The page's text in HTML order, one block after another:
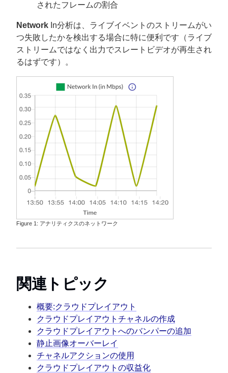
されたフレームの割合
Network In分析は、ライブイベントのストリームがい
つ失敗したかを検出する場合に特に便利です（ライブ
ストリームではなく出力でスレートビデオが再生され
るはずです）。
アナリティクスのネットワーク
関連トピック
概要:クラウドプレイアウト
クラウドプレイアウトチャネルの作成
クラウドプレイアウトへのバンパーの追加
静止画像オーバーレイ
チャネルアクションの使用
クラウドプレイアウトの収益化